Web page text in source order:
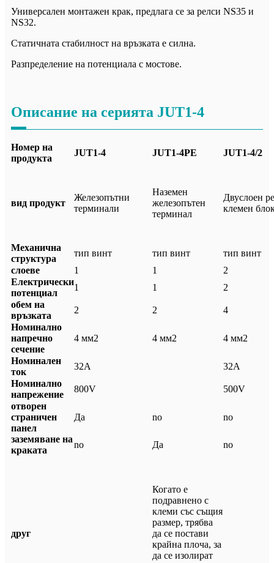
Универсален монтажен крак, предлага се за релси NS35 и
NS32.
Статичната стабилност на връзката е силна.
Разпределение на потенциала с мостове.
Описание на серията JUT1-4
Номер на
продукта
JUT1-4 JUT1-4PE JUT1-4/2
вид продукт
Железопътни
терминали
Наземен
железопътен
терминал
Двуслоен
клемен
Механична
структура
тип винт тип винт
тип винт
слоеве
1 1
2
Електрически
потенциал
1 1
2
обем на
връзката
2 2
4
Номинално
напречно
сечение
4 мм2 4 мм2 4 мм2
Номинален
ток
32А
32А
Номинално
напрежение
800V
500V
отворен
страничен
панел
Да no no
заземяване на
краката
no Да no
друг
Когато е
подравнено с
клеми със същия
размер, трябва
да се постави
крайна плоча, за
да се изолират